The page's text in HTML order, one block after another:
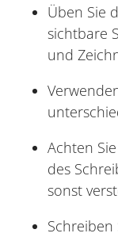
Üben Sie
sichtbare
und
Achten
des
sonst